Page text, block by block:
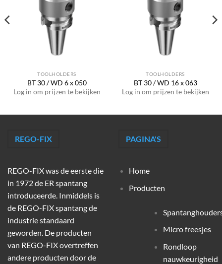
TOOLHOLDERS
BT 30 / WD 6 x 050
Log in om prijzen te bekijken
TOOLHOLDERS
BT 30 / WD 16 x 063
Log in om prijzen te bekijken
REGO-FIX
REGO-FIX was de eerste die
in 1972 de ER spantang
introduceerde. Inmiddels is
de REGO-FIX spantang de
industrie standaard
geworden. De producten
van REGO-FIX overtreffen
andere producten door de
PAGINA'S
Home
Producten
Micro freesjes
Rondloop
nauwkeurigheid